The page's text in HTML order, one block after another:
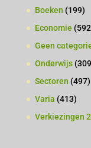
Boeken (199)
Economie
Geen
Onderwijs
Sectoren (497)
Varia (413)
Verkiezingen